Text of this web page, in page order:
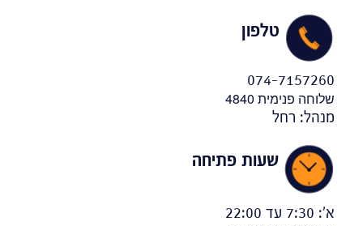
טלפון
074-7157260
שלוחה פנימית 4840
מנהל: רחל
שעות פתיחה
א': 7:30 עד 22:00